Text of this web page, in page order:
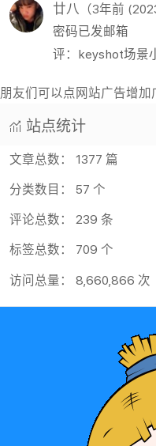
廿八 （3年前
密码已发邮箱
评：keyshot场景
朋友们可以点网站广告增加
站点统计
文章总数： 1377 篇
分类数目： 57 个
评论总数： 239 条
标签总数： 709 个
访问总量： 8,660,866 次